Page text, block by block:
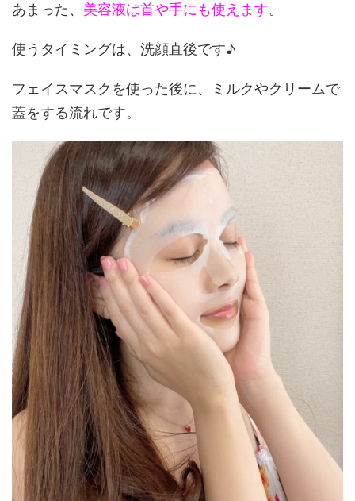
あまった、 美容液は首や手にも使えます。
使うタイミングは、洗顔直後です♪
フェイスマスクを使った後に、ミルクやクリームで
蓋をする流れです。